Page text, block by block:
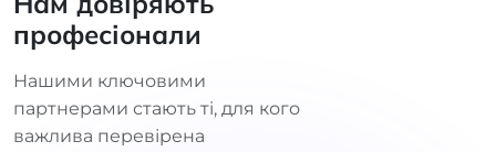
професіонали
Нашими ключовими
партнерами стають ті, для кого
важлива перевірена